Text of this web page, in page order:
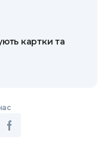
картки та